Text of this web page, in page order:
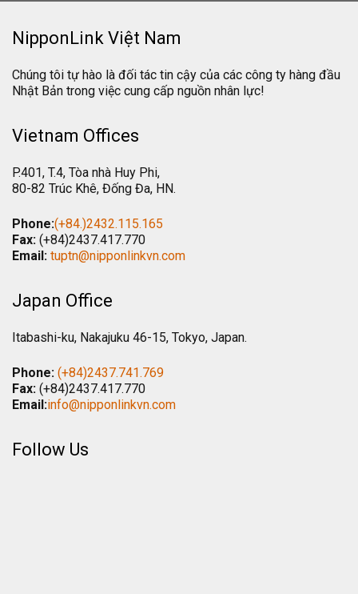
NipponLink Việt Nam
Chúng tôi tự hào là đối tác tin cậy của các công ty hàng đầu
Nhật Bản trong việc cung cấp nguồn nhân lực!
Vietnam Offices
P.401, T.4, Tòa nhà Huy Phi,
80-82 Trúc Khê, Đống Đa, HN.
Phone:(+84.)2432.115.165
Fax: (+84)2437.417.770
Email: tuptn@nipponlinkvn.com
Japan Office
Itabashi-ku, Nakajuku 46-15, Tokyo, Japan.
Phone: (+84)2437.741.769
Fax: (+84)2437.417.770
Email:info@nipponlinkvn.com
Follow Us